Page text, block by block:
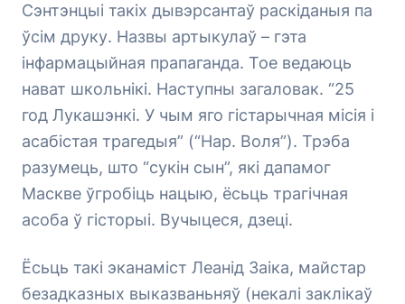
Сэнтэнцыі такіх дывэрсантаў раскіданыя па
ўсім друку. Назвы артыкулаў – гэта
інфармацыйная прапаганда. Тое ведаюць
нават школьнікі. Наступны загаловак. “25
год Лукашэнкі. У чым яго гістарычная місія і
асабістая трагедыя” (“Нар. Воля”). Трэба
разумець, што “сукін сын”, які дапамог
Маскве ўгробіць нацыю, ёсьць трагічная
асоба ў гісторыі. Вучыцеся, дзеці.
Ёсьць такі эканаміст Леанід Заіка, майстар
безадказных выказваньняў (некалі заклікаў